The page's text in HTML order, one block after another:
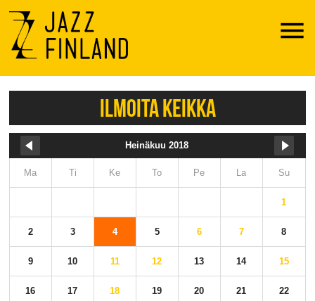
Menu
ILMOITA KEIKKA
Heinäkuu 2018
Ma Ti Ke To Pe La Su
1
2 3 4 5 6 7 8
9 10 11 12 13 14 15
16 17 18 19 20 21 22